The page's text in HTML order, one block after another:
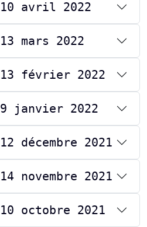
avril 2022
mars 2022
février 2022
janvier 2022
décembre 2021
novembre 2021
octobre 2021